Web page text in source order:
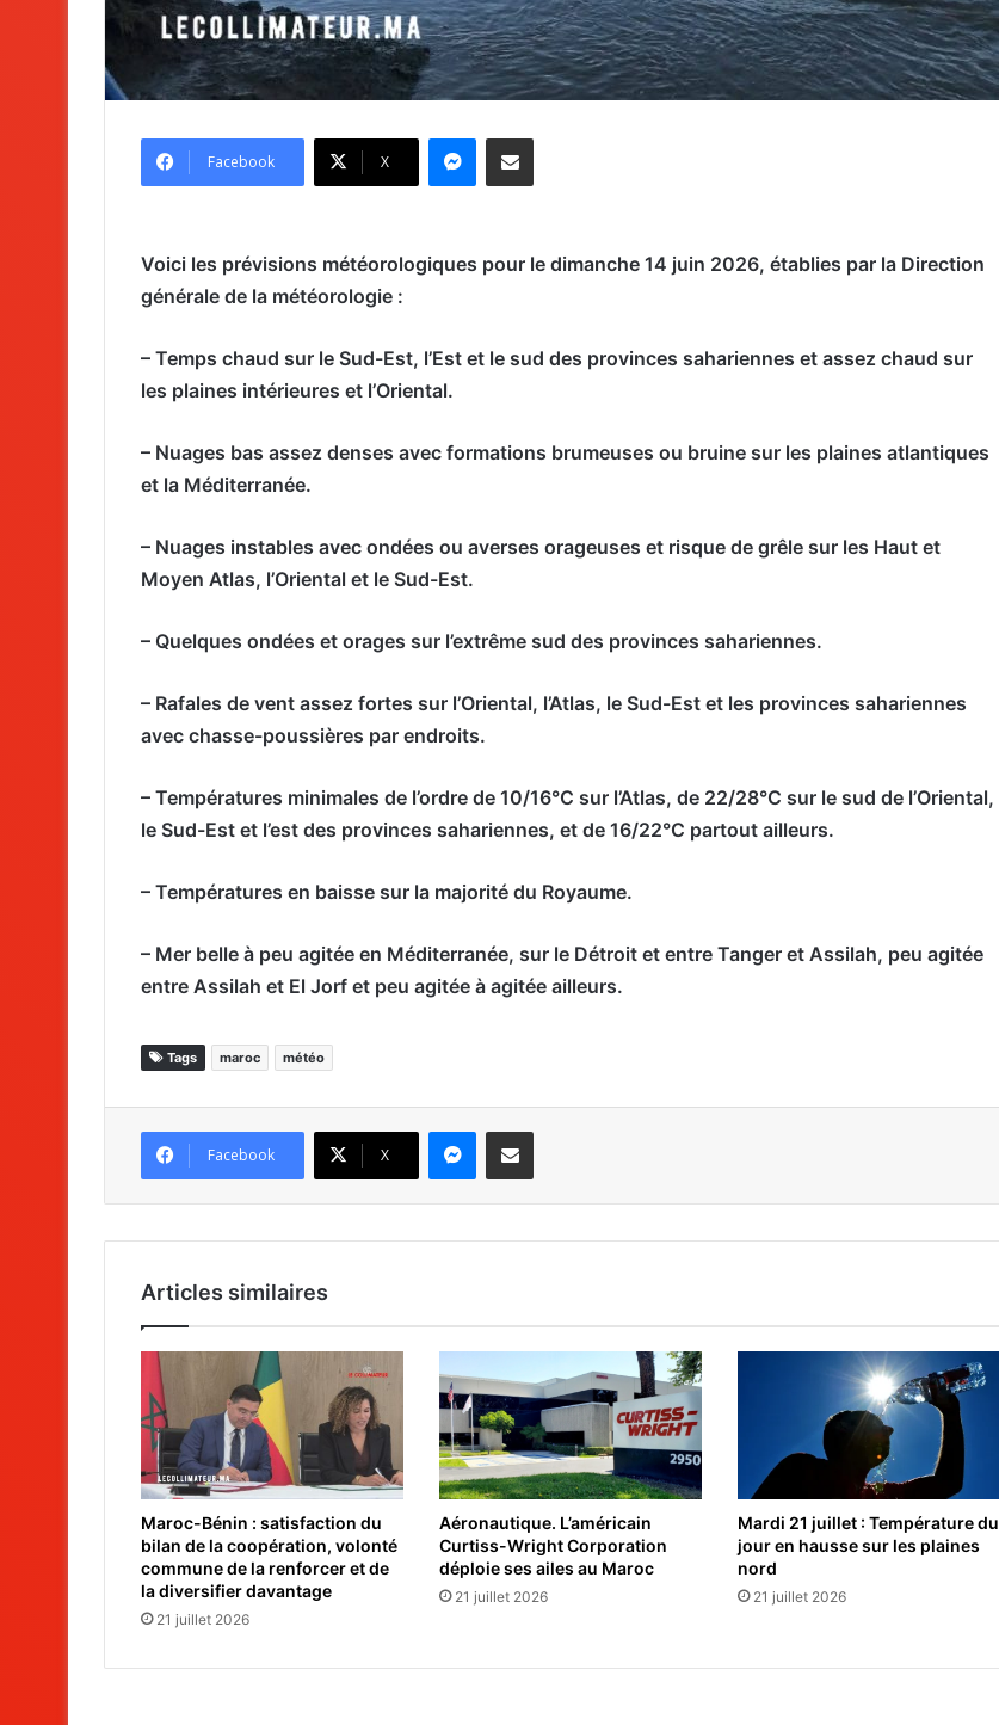
Facebook X
Voici les prévisions météorologiques pour le dimanche 14 juin 2026, établies par la Direction
générale de la météorologie :
– Temps chaud sur le Sud-Est, l’Est et le sud des provinces sahariennes et assez chaud sur
les plaines intérieures et l’Oriental.
– Nuages bas assez denses avec formations brumeuses ou bruine sur les plaines atlantiques
et la Méditerranée.
– Nuages instables avec ondées ou averses orageuses et risque de grêle sur les Haut et
Moyen Atlas, l’Oriental et le Sud-Est.
– Quelques ondées et orages sur l’extrême sud des provinces sahariennes.
– Rafales de vent assez fortes sur l’Oriental, l’Atlas, le Sud-Est et les provinces sahariennes
avec chasse-poussières par endroits.
– Températures minimales de l’ordre de 10/16°C sur l’Atlas, de 22/28°C sur le sud de l’Oriental,
le Sud-Est et l’est des provinces sahariennes, et de 16/22°C partout ailleurs.
– Températures en baisse sur la majorité du Royaume.
– Mer belle à peu agitée en Méditerranée, sur le Détroit et entre Tanger et Assilah, peu agitée
entre Assilah et El Jorf et peu agitée à agitée ailleurs.
Tags maroc météo
Facebook X
Articles similaires
Maroc-Bénin : satisfaction du
bilan de la coopération, volonté
commune de la renforcer et de
la diversifier davantage
21 juillet 2026
Aéronautique. L’américain
Curtiss-Wright Corporation
déploie ses ailes au Maroc
21 juillet 2026
Mardi 21 juillet : Température du
jour en hausse sur les plaines
nord
21 juillet 2026